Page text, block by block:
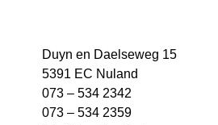
Duyn en Daelseweg 15
5391 EC Nuland
073 – 534 2342
073 – 534 2359